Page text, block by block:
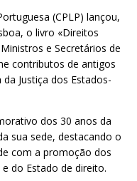
(CPLP) lançou,
o livro «Direitos
e Secretários de
contributos de antigos
Justiça dos Estados-
dos 30 anos da
sua sede, destacando o
com a promoção dos
do Estado de direito.